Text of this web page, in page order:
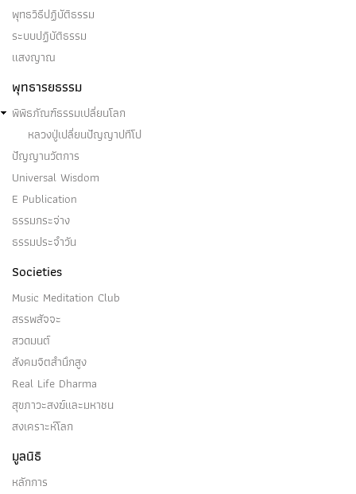
พุทธวิธีปฏิบัติธรรม
ระบบปฏิบัติธรรม
แสงญาณ
พุทธารยธรรม
พิพิธภัณฑ์ธรรมเปลี่ยนโลก
หลวงปู่เปลี่ยนปัญญาปทีโป
ปัญญานวัตการ
Universal Wisdom
E Publication
ธรรมกระจ่าง
ธรรมประจำวัน
Societies
Music Meditation Club
สรรพสัจจะ
สวดมนต์
สังคมจิตสำนึกสูง
Real Life Dharma
สุขภาวะสงฆ์และมหาชน
สงเคราะห์โลก
มูลนิธิ
หลักการ